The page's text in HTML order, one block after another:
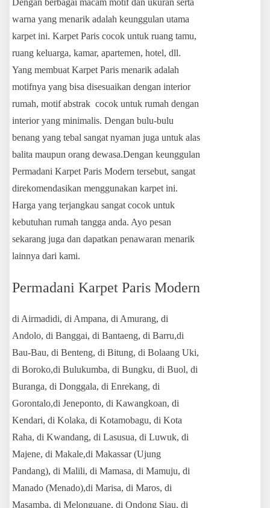
Dengan berbagai macam motif dan ukuran serta
warna yang menarik adalah keunggulan utama
karpet ini. Karpet Paris cocok untuk ruang tamu,
ruang keluarga, kamar, apartemen, hotel, dll.
Yang membuat Karpet Paris menarik adalah
motifnya yang bisa disesuaikan dengan interior
rumah, motif abstrak cocok untuk rumah dengan
interior yang minimalis. Dengan bulu-bulu
benang yang tebal sangat nyaman juga untuk alas
balita maupun orang dewasa.Dengan keunggulan
Permadani Karpet Paris Modern tersebut, sangat
direkomendasikan menggunakan karpet ini.
Harga yang terjangkau sangat cocok untuk
kebutuhan rumah tangga anda. Ayo pesan
sekarang juga dan dapatkan penawaran menarik
lainnya dari kami.
Permadani Karpet Paris Modern
di Airmadidi, di Ampana, di Amurang, di
Andolo, di Banggai, di Bantaeng, di Barru,di
Bau-Bau, di Benteng, di Bitung, di Bolaang Uki,
di Boroko,di Bulukumba, di Bungku, di Buol, di
Buranga, di Donggala, di Enrekang, di
Gorontalo,di Jeneponto, di Kawangkoan, di
Kendari, di Kolaka, di Kotamobagu, di Kota
Raha, di Kwandang, di Lasusua, di Luwuk, di
Majene, di Makale,di Makassar (Ujung
Pandang), di Malili, di Mamasa, di Mamuju, di
Manado (Menado),di Marisa, di Maros, di
Masamba, di Melonguane, di Ondong Siau, di